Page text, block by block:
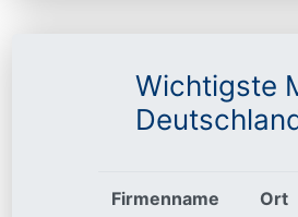
Wichtigste
Firmenname Ort